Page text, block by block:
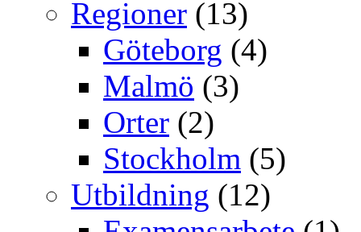
Regioner (13)
Göteborg (4)
Malmö (3)
Orter (2)
Stockholm (5)
Utbildning (12)